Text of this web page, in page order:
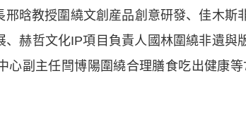
晗教授圍繞文創産品創意研發、佳木斯
赫哲文化IP項目負責人國林圍繞非遺與
心副主任閆博陽圍繞合理膳食吃出健康等